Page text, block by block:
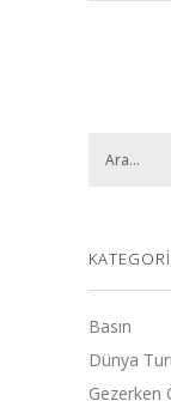
Basın
Dünya
Gezerken